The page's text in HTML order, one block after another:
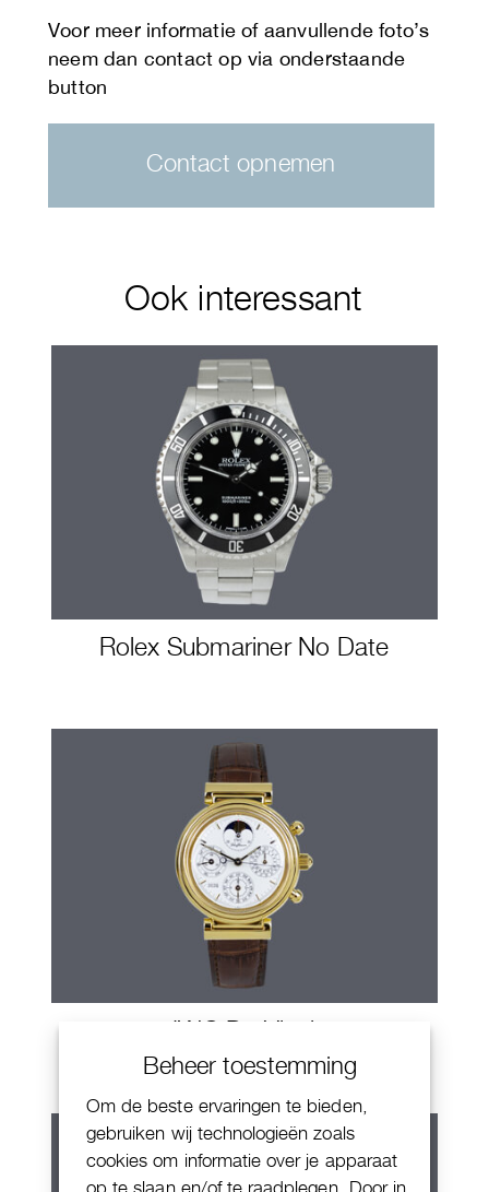
Beheer toestemming
Om de beste ervaringen te bieden,
gebruiken wij technologieën zoals
cookies om informatie over je apparaat
op te slaan en/of te raadplegen. Door in
Contact opnemen
Ook interessant
Rolex Submariner No Date
IWC Da Vinci